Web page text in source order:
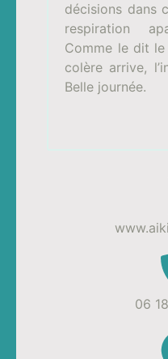
décisions dans
respiration
Comme le dit
colère arrive,
Belle journée.
06